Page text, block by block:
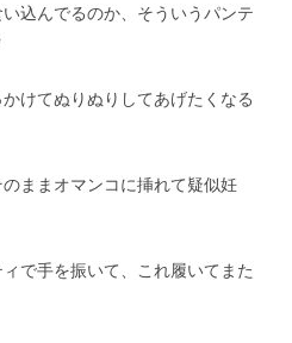
込んでるのか、そういうパンテ
けてぬりぬりしてあげたくなる
ままオマンコに挿れて疑似妊
で手を振いて、これ履いてまた